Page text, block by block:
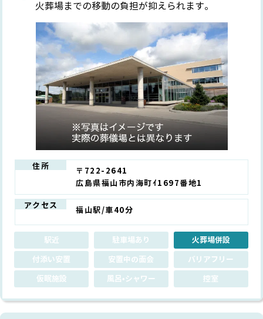
火葬場までの移動の負担が抑えられます。
住所
〒722-2641
広島県福山市内海町ｲ1697番地1
アクセス 福山駅/車40分
駅近 駐車場あり
火葬場併設
付添い安置
安置中の面会
バリアフリー
仮眠施設
風呂•シャワー 控室